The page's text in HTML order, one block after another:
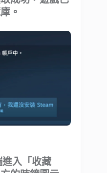
。
進入「收藏